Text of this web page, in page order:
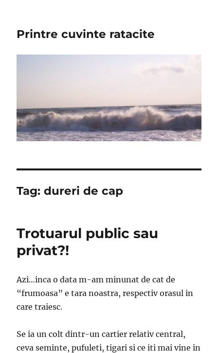
Printre cuvinte ratacite
Tag:dureri de cap
Trotuarul public sau
privat?!
Azi…inca o data m-am minunat de cat de
“frumoasa” e tara noastra, respectiv orasul in
care traiesc.
Se ia un colt dintr-un cartier relativ central,
ceva seminte, pufuleti, tigari si ce iti mai vine in